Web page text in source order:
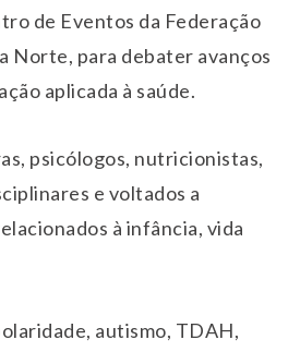
de Eventos da Federação
Norte, para debater avanços
aplicada à saúde.
psicólogos, nutricionistas,
e voltados a
à infância, vida
autismo, TDAH,